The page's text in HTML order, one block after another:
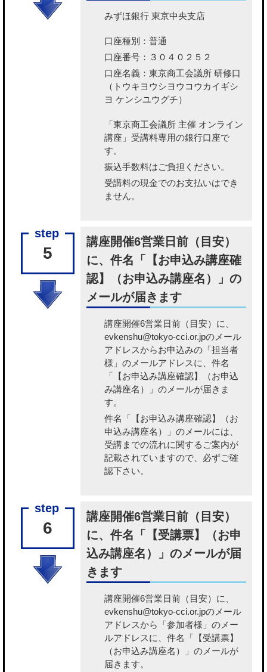
みずほ銀行 東京中央支店
口座種別：普通
口座番号：３０４０２５２
口座名義：東京商工会議所 研修口
（トウキヨウシヨウコウカイギシ
ヨ ケンシユウグチ）
「東京商工会議所 主催 オンライン
講座」受講料専用の銀行口座で
す。
振込手数料はご負担ください。
受講料の現金でのお支払いはでき
ません。
5
講座開催6営業日前（目安）
に、件名「【お申込み講座確
認】（お申込み講座名）」の
メールが届きます
講座開催6営業日前（目安）に、
evkenshu@tokyo-cci.or.jpのメール
アドレスからお申込みの「担当者
様」のメールアドレスに、件名
「【お申込み講座確認】（お申込
み講座名）」のメールが届きま
す。
件名「【お申込み講座確認】（お
申込み講座名）」のメールには、
受講までの流れに関するご案内が
記載されていますので、必ずご確
認下さい。
6
講座開催6営業日前（目安）
に、件名「【受講票】（お申
込み講座名）」のメールが届
きます
講座開催6営業日前（目安）に、
evkenshu@tokyo-cci.or.jpのメール
アドレスから「参加者様」のメー
ルアドレスに、件名「【受講票】
（お申込み講座名）」のメールが
届きます。